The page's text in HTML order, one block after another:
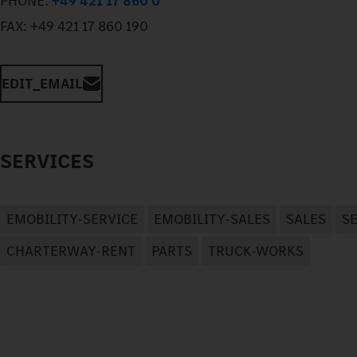
FAX: +49 421 17 860 190
EDIT_EMAIL
SERVICES
EMOBILITY-SERVICE EMOBILITY-SALES SALES
CHARTERWAY-RENT
PARTS TRUCK-WORKS